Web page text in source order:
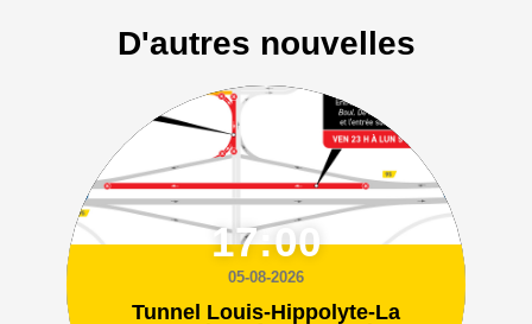
D'autres nouvelles
17:00
05-08-2026
Tunnel Louis-Hippolyte-La